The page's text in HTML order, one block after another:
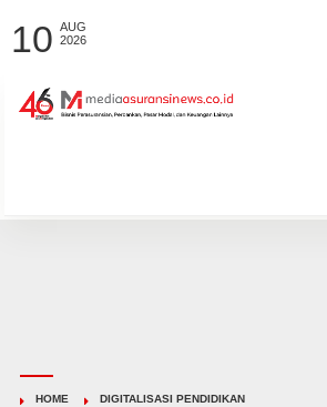
10 AUG
2026
HOME DIGITALISASI PENDIDIKAN